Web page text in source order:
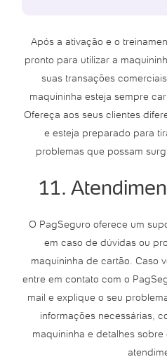
Após a ativação e o
pronto para utilizar a
suas transações
maquininha esteja sempre
Ofereça aos seus clientes
e esteja preparado para
problemas que possam
11.
O PagSeguro oferece um
em caso de dúvidas ou
maquininha de cartão. Caso
entre em contato com o
mail e explique o seu
informações necessárias,
maquininha e detalhes